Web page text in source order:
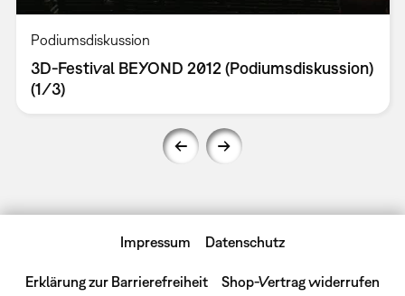
Podiumsdiskussion
3D-Festival BEYOND 2012 (Podiumsdiskussion)
(1/3)
Impressum Datenschutz
Erklärung zur Barrierefreiheit Shop-Vertrag widerrufen